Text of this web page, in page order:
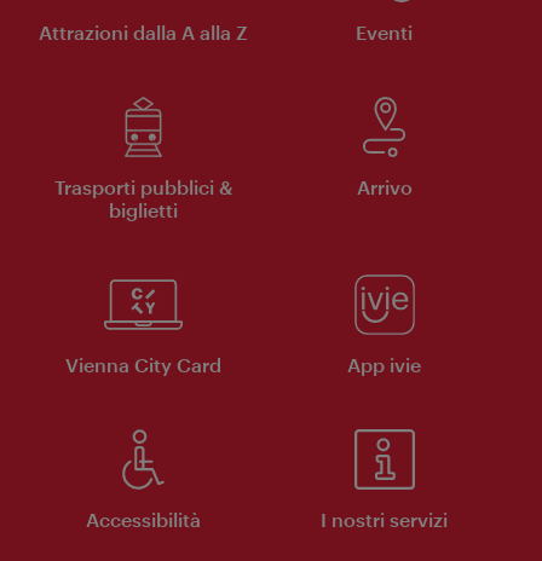
Attrazioni dalla A alla Z Eventi
Trasporti pubblici &
biglietti
Arrivo
Vienna City Card App ivie
Accessibilità I nostri servizi